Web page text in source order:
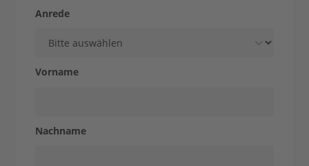
Produkte
Anrede
Vorname
Nachname